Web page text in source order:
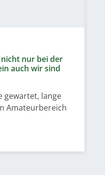
nur bei der
auch wir sind
gewartet, lange
Amateurbereich